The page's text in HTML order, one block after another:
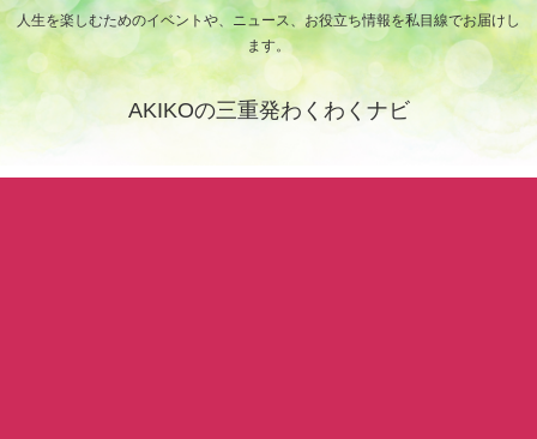
人生を楽しむためのイベントや、ニュース、お役立ち情報を私目線でお届けし
ます。
AKIKOの三重発わくわくナビ